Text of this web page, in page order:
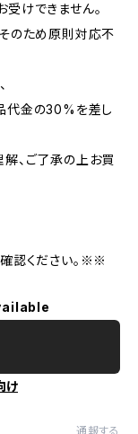
けできません。
のため原則対応不
代金の30%を差し
、ご了承の上お買
認ください。※※
け
通報する